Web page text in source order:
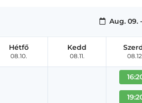
Aug. 09.
Hétfő
08.10.
Kedd
08.11.